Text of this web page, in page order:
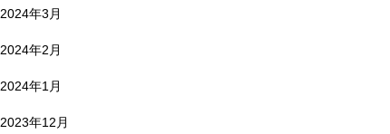
2024年3月
2024年2月
2024年1月
2023年12月